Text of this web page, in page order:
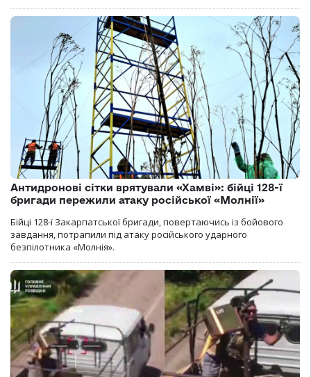
Антидронові сітки врятували «Хамві»: бійці 128-ї
бригади пережили атаку російської «Молнії»
Бійці 128-ї Закарпатської бригади, повертаючись із бойового
завдання, потрапили під атаку російського ударного
безпілотника «Молнія».